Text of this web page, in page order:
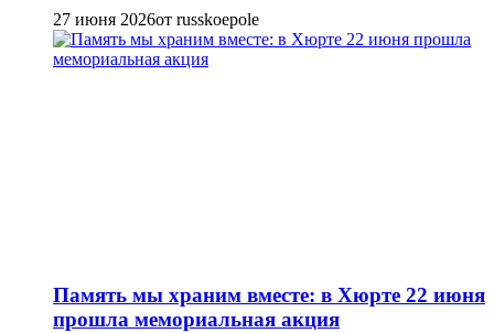
27 июня 2026от russkoepole
Память мы храним вместе: в Хюрте 22 июня
прошла мемориальная акция